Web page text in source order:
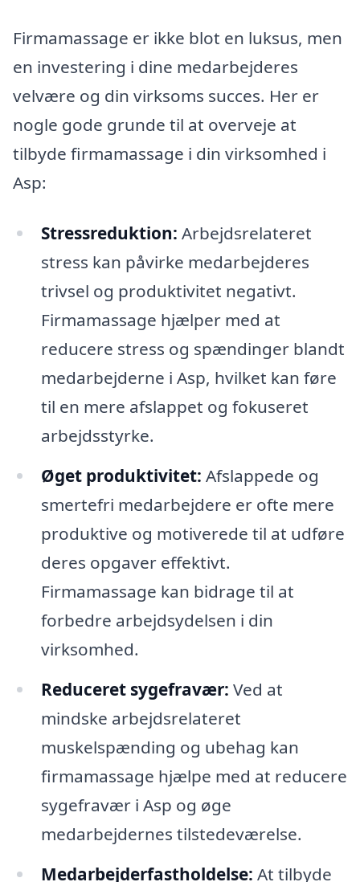
Firmamassage er ikke blot en luksus, men
en investering i dine medarbejderes
velvære og din virksoms succes. Her er
nogle gode grunde til at overveje at
tilbyde firmamassage i din virksomhed i
Asp:
Stressreduktion: Arbejdsrelateret
stress kan påvirke medarbejderes
trivsel og produktivitet negativt.
Firmamassage hjælper med at
reducere stress og spændinger blandt
medarbejderne i Asp, hvilket kan føre
til en mere afslappet og fokuseret
arbejdsstyrke.
Øget produktivitet: Afslappede og
smertefri medarbejdere er ofte mere
produktive og motiverede til at udføre
deres opgaver effektivt.
Firmamassage kan bidrage til at
forbedre arbejdsydelsen i din
virksomhed.
Reduceret sygefravær: Ved at
mindske arbejdsrelateret
muskelspænding og ubehag kan
firmamassage hjælpe med at reducere
sygefravær i Asp og øge
medarbejdernes tilstedeværelse.
Medarbejderfastholdelse: At tilbyde